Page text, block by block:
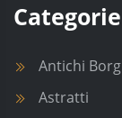
Antichi
Astratti